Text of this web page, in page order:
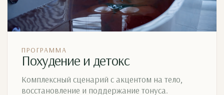
ПРОГРАММА
Похудение и детокс
Комплексный сценарий с акцентом на тело,
восстановление и поддержание тонуса.